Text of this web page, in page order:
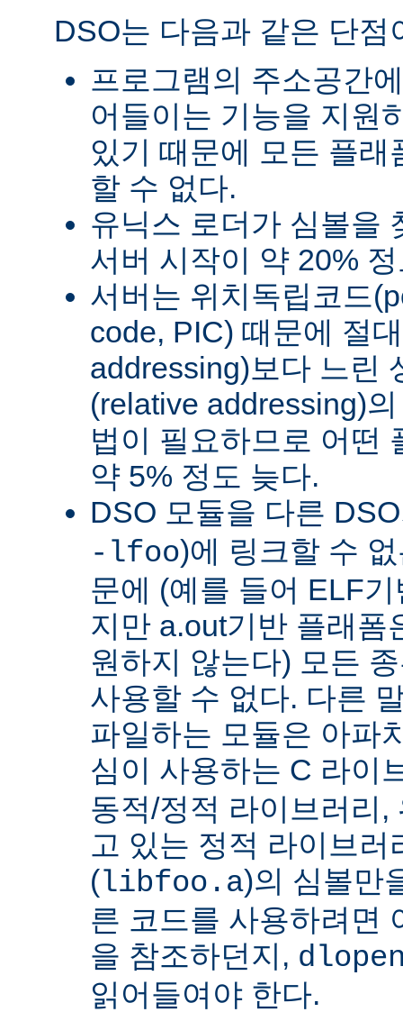
DSO는 다음과 같은 단점
프로그램의 주소공간
어들이는 기능을 지원
있기 때문에 모든 플
할 수 없다.
유닉스 로더가 심볼을
서버 시작이 약 20%
서버는 위치독립코드
code, PIC) 때문에 절
addressing)보다 느린
(relative addressing)
법이 필요하므로 어떤
약 5% 정도 늦다.
DSO 모듈을 다른
-lfoo)에 링크할 수
문에 (예를 들어 ELF
지만 a.out기반 플래폼
원하지 않는다) 모든
사용할 수 없다. 다른
파일하는 모듈은 아파
심이 사용하는 C 라이
동적/정적 라이브러리,
고 있는 정적 라이브러
(libfoo.a)의 심볼만
른 코드를 사용하려면
을 참조하던지,
읽어들여야 한다.